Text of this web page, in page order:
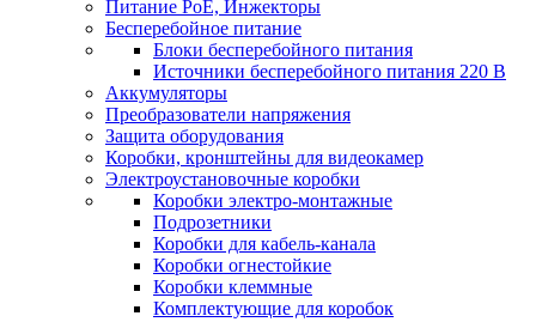
Питание PoE, Инжекторы
Бесперебойное питание
Блоки бесперебойного питания
Источники бесперебойного питания 220 В
Аккумуляторы
Преобразователи напряжения
Защита оборудования
Коробки, кронштейны для видеокамер
Электроустановочные коробки
Коробки электро-монтажные
Подрозетники
Коробки для кабель-канала
Коробки огнестойкие
Коробки клеммные
Комплектующие для коробок